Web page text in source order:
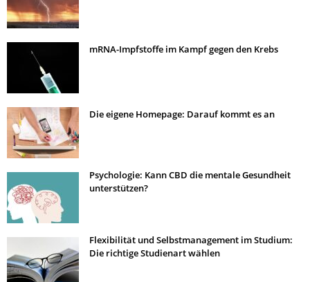
mRNA-Impfstoffe im Kampf gegen den Krebs
Die eigene Homepage: Darauf kommt es an
Psychologie: Kann CBD die mentale Gesundheit
unterstützen?
Flexibilität und Selbstmanagement im Studium:
Die richtige Studienart wählen